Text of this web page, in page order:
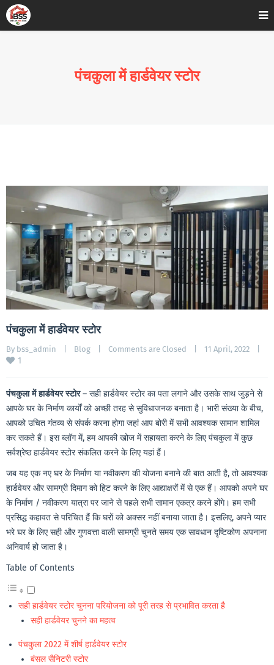
पंचकुला में हार्डवेयर स्टोर
पंचकुला में हार्डवेयर स्टोर
By bss_admin Blog Comments are Closed 11 April, 2022
1
पंचकुला में हार्डवेयर स्टोर– सही हार्डवेयर स्टोर का पता लगाने और उसके साथ जुड़ने से
आपके घर के निर्माण कार्यों को अच्छी तरह से सुविधाजनक बनाता है। भारी संख्या के बीच,
आपको उचित गंतव्य से संपर्क करना होगा जहां आप बोरी में सभी आवश्यक सामान शामिल
कर सकते हैं। इस ब्लॉग में, हम आपकी खोज में सहायता करने के लिए पंचकुला में कुछ
सर्वश्रेष्ठ हार्डवेयर स्टोर संकलित करने के लिए यहां हैं।
जब यह एक नए घर के निर्माण या नवीकरण की योजना बनाने की बात आती है, तो आवश्यक
हार्डवेयर और सामग्री दिमाग को हिट करने के लिए आद्याक्षरों में से एक हैं। आपको अपने घर
के निर्माण / नवीकरण यात्रा पर जाने से पहले सभी सामान एकत्र करने होंगे। हम सभी
प्रसिद्ध कहावत से परिचित हैं कि घरों को अक्सर नहीं बनाया जाता है। इसलिए, अपने प्यार
भरे घर के लिए सही और गुणवत्ता वाली सामग्री चुनते समय एक सावधान दृष्टिकोण अपनाना
अनिवार्य हो जाता है।
Table of Contents
सही हार्डवेयर स्टोर चुनना परियोजना को पूरी तरह से प्रभावित करता है
सही हार्डवेयर चुनने का महत्व
पंचकुला 2022 में शीर्ष हार्डवेयर स्टोर
बंसल सैनिटरी स्टोर